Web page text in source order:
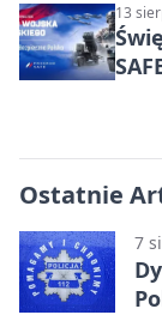
13
Ostatnie
7